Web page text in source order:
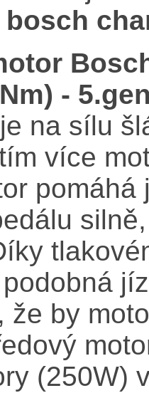
bosch
-
na sílu
více
že by
(250W)